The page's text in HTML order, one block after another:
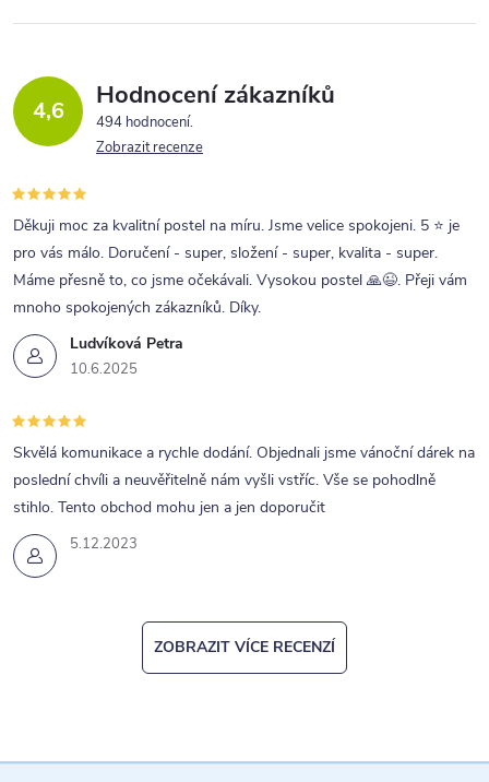
4,6 Hodnocení zákazníků
494 hodnocení
Zobrazit recenze
Ludvíková Petra
10.6.2025
Děkuji moc za kvalitní postel na míru. Jsme velice spokojeni. 5 ⭐ je
pro vás málo. Doručení - super, složení - super, kvalita - super.
Máme přesně to, co jsme očekávali. Vysokou postel 🙏😉. Přeji vám
mnoho spokojených zákazníků. Díky.
5.12.2023
Skvělá komunikace a rychle dodání. Objednali jsme vánoční dárek na
poslední chvíli a neuvěřitelně nám vyšli vstříc. Vše se pohodlně
stihlo. Tento obchod mohu jen a jen doporučit
ZOBRAZIT VÍCE RECENZÍ